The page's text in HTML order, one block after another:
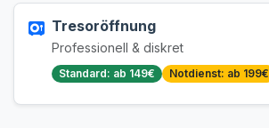
Tresoröffnung
Professionell & diskret
Standard: ab 149€ Notdienst: ab 199€